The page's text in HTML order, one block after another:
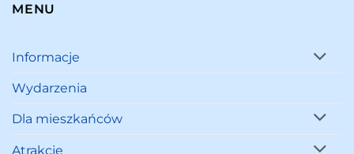
MENU
Informacje
Wydarzenia
Dla mieszkańców
Atrakcje